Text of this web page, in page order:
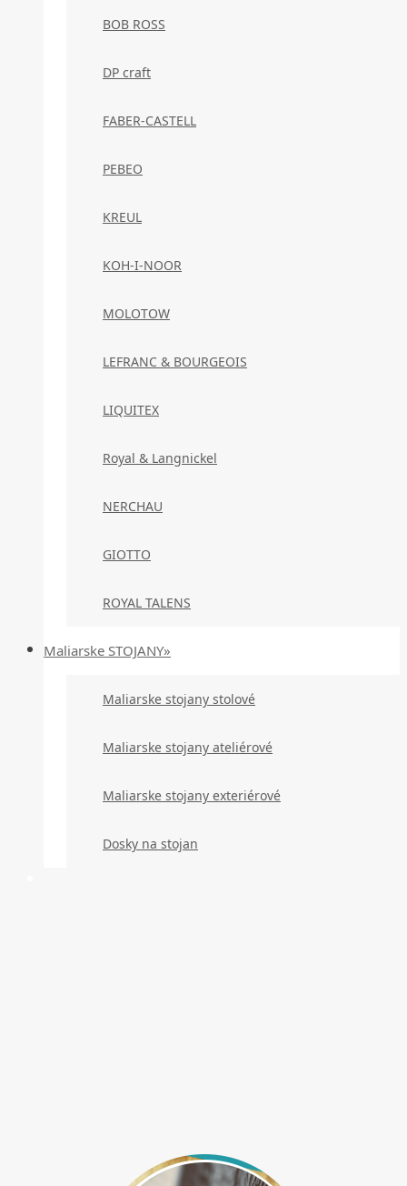
BOB ROSS
DP craft
FABER-CASTELL
PEBEO
KREUL
KOH-I-NOOR
MOLOTOW
LEFRANC & BOURGEOIS
LIQUITEX
Royal & Langnickel
NERCHAU
GIOTTO
ROYAL TALENS
Maliarske STOJANY»
Maliarske stojany stolové
Maliarske stojany ateliérové
Maliarske stojany exteriérové
Dosky na stojan